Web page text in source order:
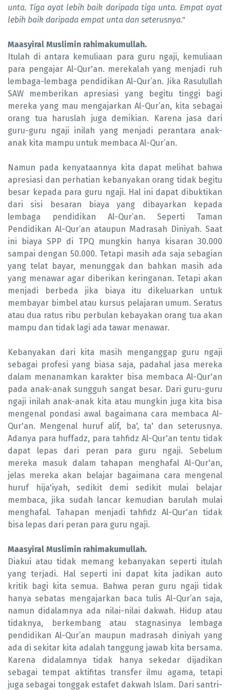
unta. Tiga ayat lebih baik daripada tiga unta. Empat ayat
lebih baik daripada empat unta dan seterusnya."
Maasyiral Muslimin rahimakumullah.
Itulah di antara kemuliaan para guru ngaji, kemuliaan
para pengajar Al-Qur'an. merekalah yang menjadi ruh
lembaga-lembaga pendidikan Al-Qur’an. Jika Rasulullah
SAW memberikan apresiasi yang begitu tinggi bagi
mereka yang mau mengajarkan Al-Qur’an, kita sebagai
orang tua haruslah juga demikian. Karena jasa dari
guru-guru ngaji inilah yang menjadi perantara anak-
anak kita mampu untuk membaca Al-Qur’an.
Namun pada kenyataannya kita dapat melihat bahwa
apresiasi dan perhatian kebanyakan orang tidak begitu
besar kepada para guru ngaji. Hal ini dapat dibuktikan
dari sisi besaran biaya yang dibayarkan kepada
lembaga pendidikan Al-Qur’an. Seperti Taman
Pendidikan Al-Qur’an ataupun Madrasah Diniyah. Saat
ini biaya SPP di TPQ mungkin hanya kisaran 30.000
sampai dengan 50.000. Tetapi masih ada saja sebagian
yang telat bayar, menunggak dan bahkan masih ada
yang menawar agar diberikan keringanan. Tetapi akan
menjadi berbeda jika biaya itu dikeluarkan untuk
membayar bimbel atau kursus pelajaran umum. Seratus
atau dua ratus ribu perbulan kebayakan orang tua akan
mampu dan tidak lagi ada tawar menawar.
Kebanyakan dari kita masih menganggap guru ngaji
sebagai profesi yang biasa saja, padahal jasa mereka
dalam menanamkan karakter bisa membaca Al-Qur'an
pada anak-anak sungguh sangat besar. Dari guru-guru
ngaji inilah anak-anak kita atau mungkin juga kita bisa
mengenal pondasi awal bagaimana cara membaca Al-
Qur'an. Mengenal huruf alif, ba', ta' dan seterusnya.
Adanya para huffadz, para tahfidz Al-Qur'an tentu tidak
dapat lepas dari peran para guru ngaji. Sebelum
mereka masuk dalam tahapan menghafal Al-Qur'an,
jelas mereka akan belajar bagaimana cara mengenal
huruf hija'iyah, sedikit demi sedikit mulai belajar
membaca, jika sudah lancar kemudian barulah mulai
menghafal. Tahapan menjadi tahfidz Al-Qur'an tidak
bisa lepas dari peran para guru ngaji.
Maasyiral Muslimin rahimakumullah.
Diakui atau tidak memang kebanyakan seperti itulah
yang terjadi. Hal seperti ini dapat kita jadikan auto
kritik bagi kita semua. Bahwa peran guru ngaji tidak
hanya sebatas mengajarkan baca tulis Al-Qur’an saja,
namun didalamnya ada nilai-nilai dakwah. Hidup atau
tidaknya, berkembang atau stagnasinya lembaga
pendidikan Al-Qur’an maupun madrasah diniyah yang
ada di sekitar kita adalah tanggung jawab kita bersama.
Karena didalamnya tidak hanya sekedar dijadikan
sebagai tempat aktifitas transfer ilmu agama, tetapi
juga sebagai tonggak estafet dakwah Islam. Dari santri-